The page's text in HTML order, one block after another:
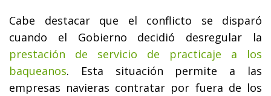
Cabe destacar que el conflicto se disparó
cuando el Gobierno decidió desregular la
prestación de servicio de practicaje a los
baqueanos. Esta situación permite a las
empresas navieras contratar por fuera de los